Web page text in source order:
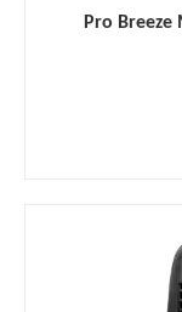
Pro